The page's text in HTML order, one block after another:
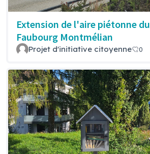
Extension de l'aire piétonne du
Faubourg Montmélian
Projet d'initiative citoyenne 0